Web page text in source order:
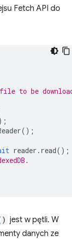
Fetch API do
to be
();
reader . read();
jest w pętli. W
danych ze